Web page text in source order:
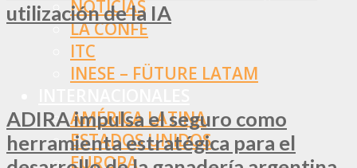
NOTICIAS
LA CONFE
ITC
INESE – FÜTURE LATAM
AMÉRICA LATINA
ESTADOS UNIDOS
EUROPA
utilización de la IA
ADIRA impulsa el seguro como
herramienta estratégica para el